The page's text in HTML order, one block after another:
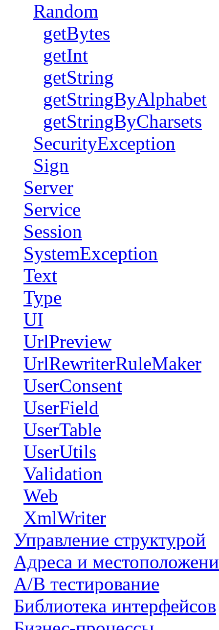
Random
getBytes
getInt
getString
getStringByAlphabet
getStringByCharsets
SecurityException
Sign
Server
Service
Session
SystemException
Text
Type
UI
UrlPreview
UrlRewriterRuleMaker
UserConsent
UserField
UserTable
UserUtils
Validation
Web
XmlWriter
Управление структурой
Адреса и
А/В тестирование
Библиотека интерфейсов